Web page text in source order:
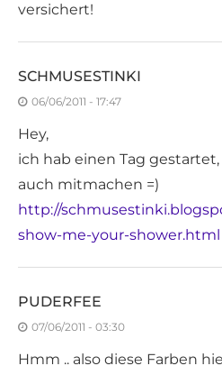
versichert!
SCHMUSESTINKI
06/06/2011 - 17:47
Hey,
ich hab einen Tag
auch mitmachen =)
http://
show-me-your-shower.html
PUDERFEE
07/06/2011 - 03:30
Hmm .. also diese Farben